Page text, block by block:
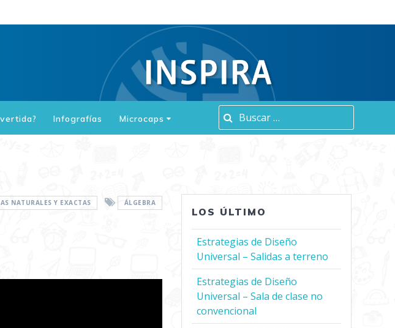
Infografías Microcaps
NATURALES Y EXACTAS ÁLGEBRA
LOS ÚLTIMO
Estrategias de Diseño
Universal – Salidas a terreno
Estrategias de Diseño
Universal – Sala de clase no
convencional